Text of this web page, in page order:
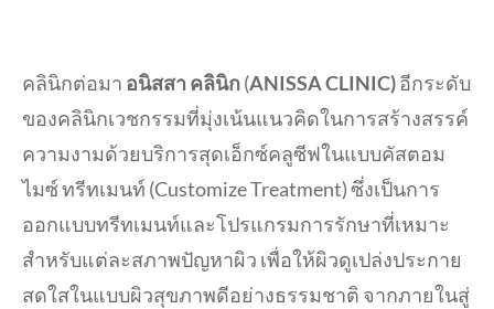
คลินิกต่อมา อนิสสา คลินิก(ANISSA CLINIC)อีกระดับ
ของคลินิกเวชกรรมที่มุ่งเน้นแนวคิดในการสร้างสรรค์
ความงามด้วยบริการสุดเอ็กซ์คลูซีฟในแบบคัสตอม
ไมซ์ ทรีทเมนท์ (Customize Treatment) ซึ่งเป็นการ
ออกแบบทรีทเมนท์และโปรแกรมการรักษาที่เหมาะ
สำหรับแต่ละสภาพปัญหาผิว เพื่อให้ผิวดูเปล่งประกาย
สดใสในแบบผิวสุขภาพดีอย่างธรรมชาติ จากภายในสู่